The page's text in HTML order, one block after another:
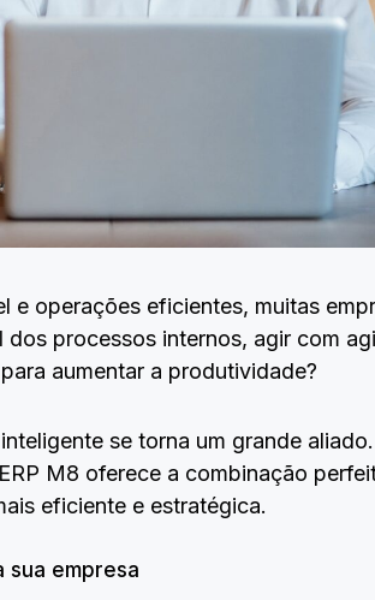
e operações eficientes, muitas
processos internos, agir com
aumentar a produtividade?
se torna um grande
M8 oferece a combinação
eficiente e estratégica.
sua empresa